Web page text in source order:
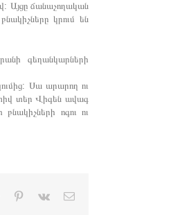
Այցը ճանաչողական
կրում են
գեղանկարների
Սա արարող ու
տեր Վիգեն ավագ
ոգու ու
Pinterest
Vk Email